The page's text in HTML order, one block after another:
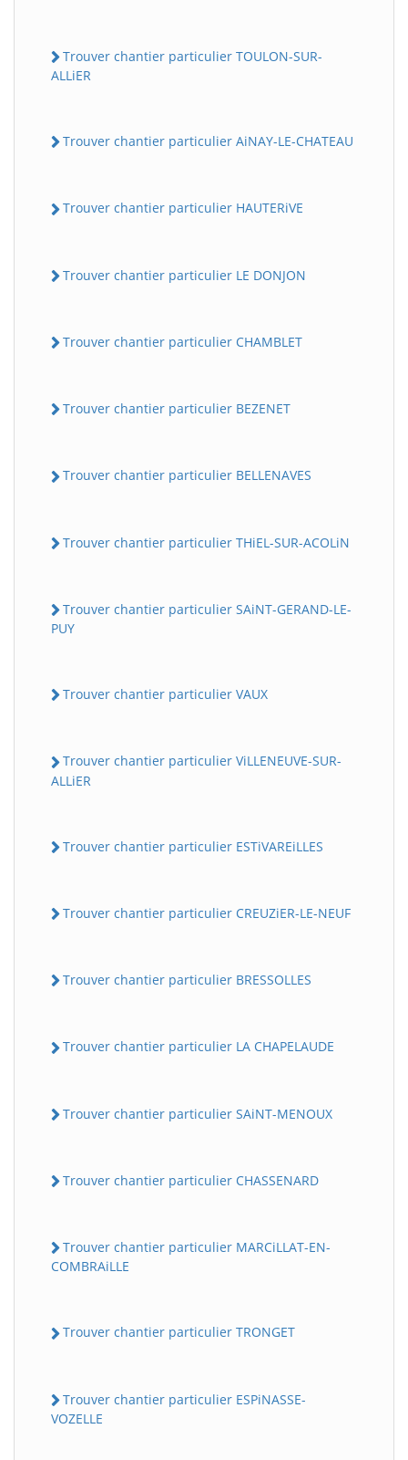
Trouver chantier particulier TOULON-SUR-
ALLiER
Trouver chantier particulier AiNAY-LE-CHATEAU
Trouver chantier particulier HAUTERiVE
Trouver chantier particulier LE DONJON
Trouver chantier particulier CHAMBLET
Trouver chantier particulier BEZENET
Trouver chantier particulier BELLENAVES
Trouver chantier particulier THiEL-SUR-ACOLiN
Trouver chantier particulier SAiNT-GERAND-LE-
PUY
Trouver chantier particulier VAUX
Trouver chantier particulier ViLLENEUVE-SUR-
ALLiER
Trouver chantier particulier ESTiVAREiLLES
Trouver chantier particulier CREUZiER-LE-NEUF
Trouver chantier particulier BRESSOLLES
Trouver chantier particulier LA CHAPELAUDE
Trouver chantier particulier SAiNT-MENOUX
Trouver chantier particulier CHASSENARD
Trouver chantier particulier MARCiLLAT-EN-
COMBRAiLLE
Trouver chantier particulier TRONGET
Trouver chantier particulier ESPiNASSE-
VOZELLE